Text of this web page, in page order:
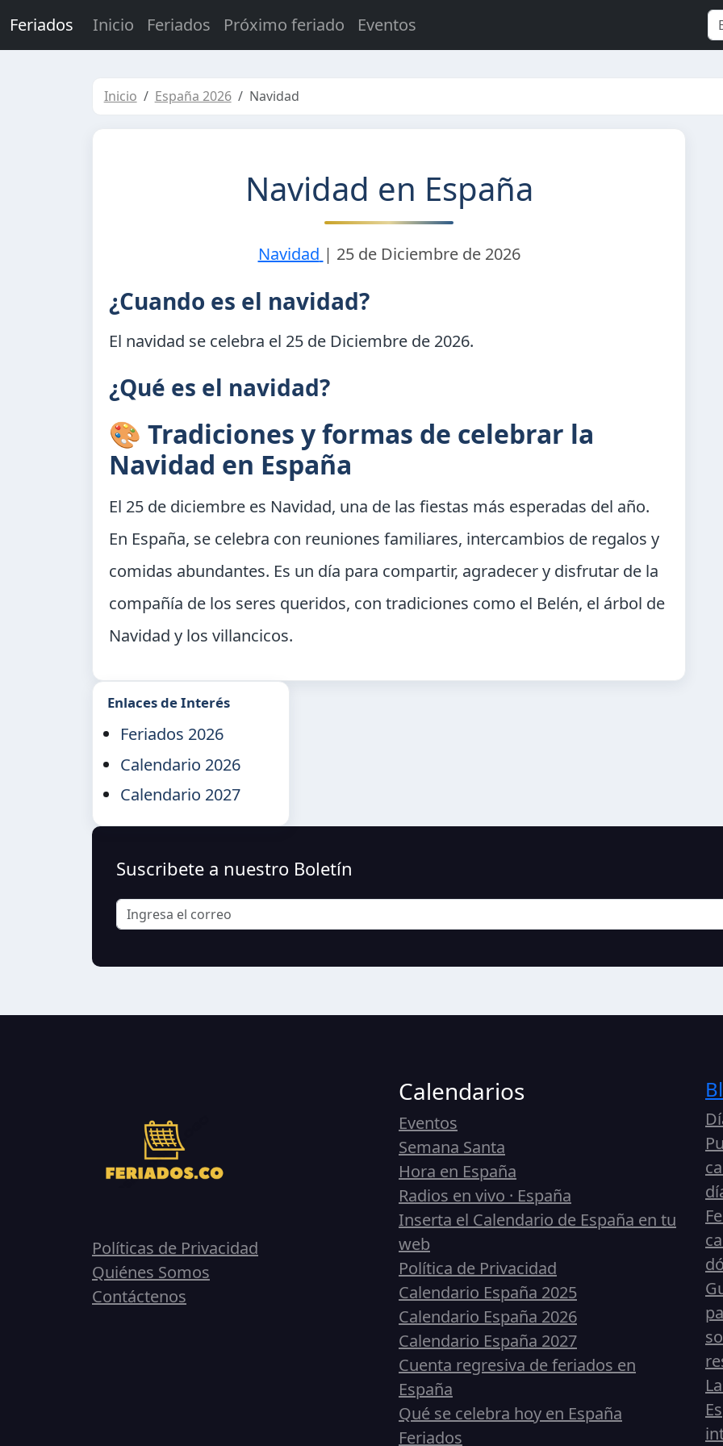
Feriados Inicio Feriados Próximo feriado Eventos
Inicio España 2026 Navidad
Navidad en España
Navidad | 25 de Diciembre de 2026
¿Cuando es el navidad?
El navidad se celebra el 25 de Diciembre de 2026.
¿Qué es el navidad?
🎨 Tradiciones y formas de celebrar la
Navidad en España
El 25 de diciembre es Navidad, una de las fiestas más esperadas del año.
En España, se celebra con reuniones familiares, intercambios de regalos y
comidas abundantes. Es un día para compartir, agradecer y disfrutar de la
compañía de los seres queridos, con tradiciones como el Belén, el árbol de
Navidad y los villancicos.
Enlaces de Interés
Feriados 2026
Calendario 2026
Calendario 2027
Suscribete a nuestro Boletín
Políticas de Privacidad
Quiénes Somos
Contáctenos
Calendarios
Eventos
Semana Santa
Hora en España
Radios en vivo · España
Inserta el Calendario de España en tu
web
Política de Privacidad
Calendario España 2025
Calendario España 2026
Calendario España 2027
Cuenta regresiva de feriados en
España
Qué se celebra hoy en España
Feriados